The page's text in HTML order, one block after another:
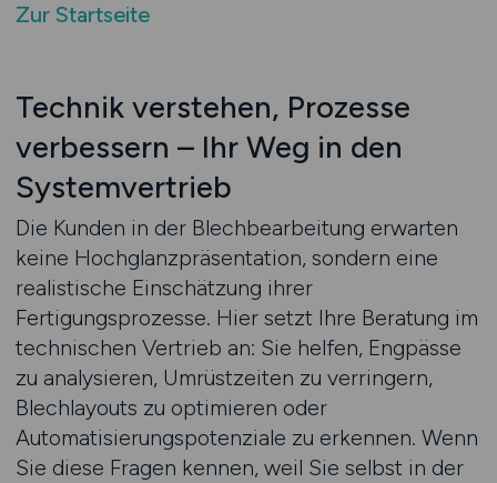
Zur Startseite
Technik verstehen, Prozesse
verbessern – Ihr Weg in den
Systemvertrieb
Die Kunden in der Blechbearbeitung erwarten
keine Hochglanzpräsentation, sondern eine
realistische Einschätzung ihrer
Fertigungsprozesse. Hier setzt Ihre Beratung im
technischen Vertrieb an: Sie helfen, Engpässe
zu analysieren, Umrüstzeiten zu verringern,
Blechlayouts zu optimieren oder
Automatisierungspotenziale zu erkennen. Wenn
Sie diese Fragen kennen, weil Sie selbst in der